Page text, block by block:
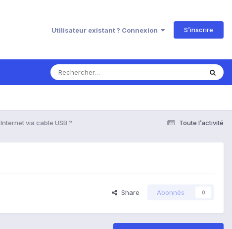
Utilisateur existant ? Connexion S’inscrire
Toute l’activité
Internet via cable USB ?
Share Abonnés 0